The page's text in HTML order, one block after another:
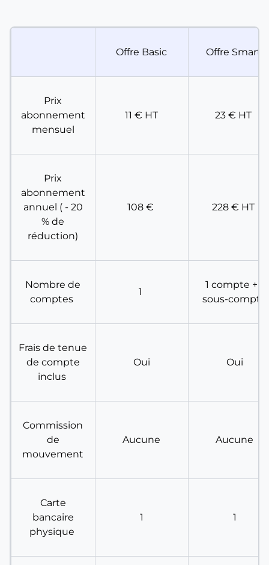
Offre Basic Offre Smart
Prix
abonnement
mensuel
11 € HT 23 € HT
Prix
abonnement
annuel ( - 20
% de
réduction)
108 € 228 € HT
Nombre de
comptes
1
1 compte + 1
sous-compte
Frais de tenue
de compte
inclus
Oui Oui
Commission
de
mouvement
Aucune Aucune
Carte
bancaire
physique
1 1